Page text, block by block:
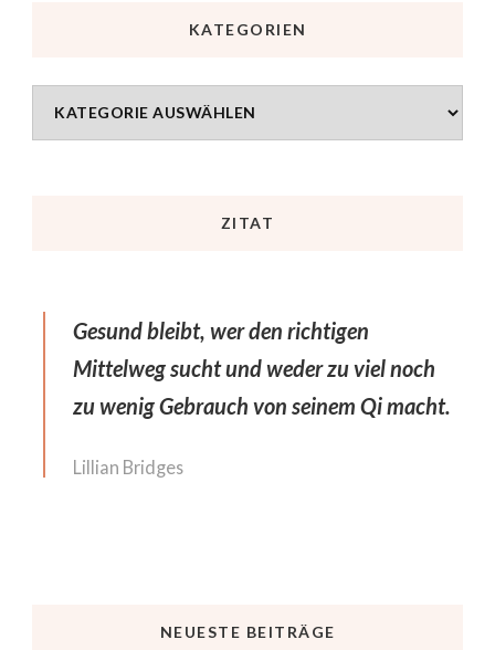
KATEGORIEN
ZITAT
Gesund bleibt, wer den richtigen
Mittelweg sucht und weder zu viel noch
zu wenig Gebrauch von seinem Qi macht.
Lillian Bridges
NEUESTE BEITRÄGE